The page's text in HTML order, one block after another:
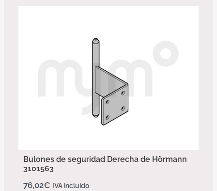
Bulones de seguridad Derecha de Hörmann
3101563
76,02€ IVA incluido